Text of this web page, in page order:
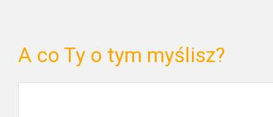
A co Ty o tym myślisz?